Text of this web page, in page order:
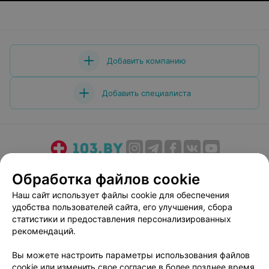
Добавить компанию
Добавить специалиста
Медицинский маркетинг
Публичный договор
Пользовательское соглашение
Способы оплаты
Вакансии
Партнеры
Написать руководителю 103.by
Обработка файлов cookie
Наш сайт использует файлы cookie для обеспечения
удобства пользователей сайта, его улучшения, сбора
статистики и предоставления персонализированных
рекомендаций.
Вы можете настроить параметры использования файлов
cookie или изменить свое согласие в более позднее время.